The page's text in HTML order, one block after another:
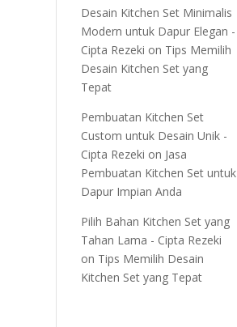
Desain Kitchen Set Minimalis
Modern untuk Dapur Elegan -
Cipta Rezeki on Tips Memilih
Desain Kitchen Set yang
Tepat
Pembuatan Kitchen Set
Custom untuk Desain Unik -
Cipta Rezeki on Jasa
Pembuatan Kitchen Set untuk
Dapur Impian Anda
Pilih Bahan Kitchen Set yang
Tahan Lama - Cipta Rezeki
on Tips Memilih Desain
Kitchen Set yang Tepat